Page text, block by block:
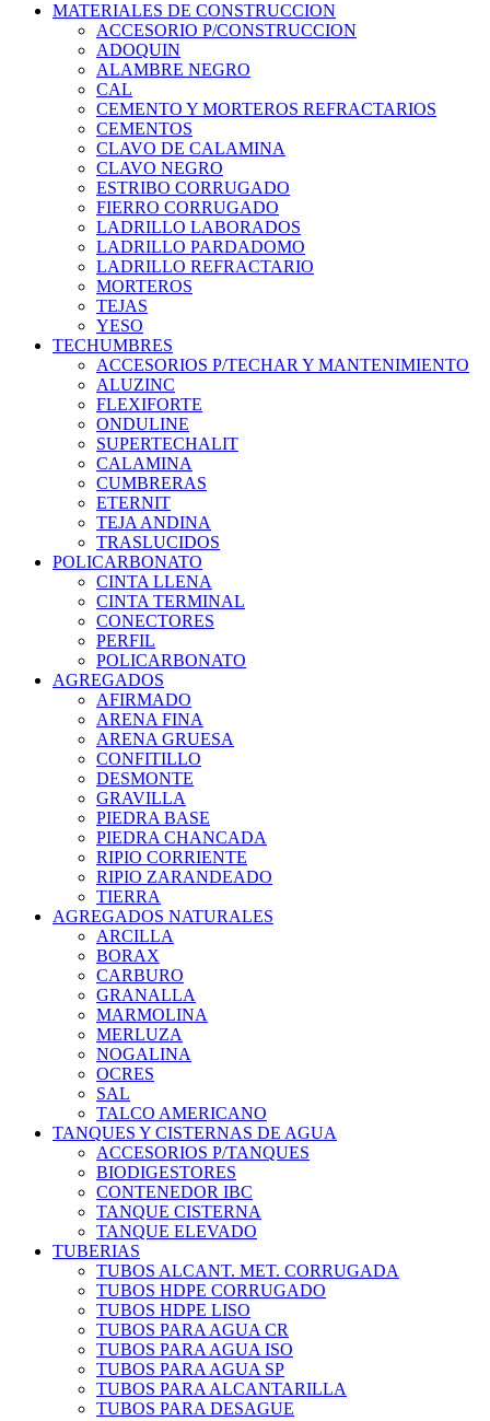
MATERIALES DE CONSTRUCCION
ACCESORIO P/CONSTRUCCION
ADOQUIN
ALAMBRE NEGRO
CAL
CEMENTO Y MORTEROS REFRACTARIOS
CEMENTOS
CLAVO DE CALAMINA
CLAVO NEGRO
ESTRIBO CORRUGADO
FIERRO CORRUGADO
LADRILLO LABORADOS
LADRILLO PARDADOMO
LADRILLO REFRACTARIO
MORTEROS
TEJAS
YESO
TECHUMBRES
ACCESORIOS P/TECHAR Y MANTENIMIENTO
ALUZINC
FLEXIFORTE
ONDULINE
SUPERTECHALIT
CALAMINA
CUMBRERAS
ETERNIT
TEJA ANDINA
TRASLUCIDOS
POLICARBONATO
CINTA LLENA
CINTA TERMINAL
CONECTORES
PERFIL
POLICARBONATO
AGREGADOS
AFIRMADO
ARENA FINA
ARENA GRUESA
CONFITILLO
DESMONTE
GRAVILLA
PIEDRA BASE
PIEDRA CHANCADA
RIPIO CORRIENTE
RIPIO ZARANDEADO
TIERRA
AGREGADOS NATURALES
ARCILLA
BORAX
CARBURO
GRANALLA
MARMOLINA
MERLUZA
NOGALINA
OCRES
SAL
TALCO AMERICANO
TANQUES Y CISTERNAS DE AGUA
ACCESORIOS P/TANQUES
BIODIGESTORES
CONTENEDOR IBC
TANQUE CISTERNA
TANQUE ELEVADO
TUBERIAS
TUBOS ALCANT. MET. CORRUGADA
TUBOS HDPE CORRUGADO
TUBOS HDPE LISO
TUBOS PARA AGUA CR
TUBOS PARA AGUA ISO
TUBOS PARA AGUA SP
TUBOS PARA ALCANTARILLA
TUBOS PARA DESAGUE